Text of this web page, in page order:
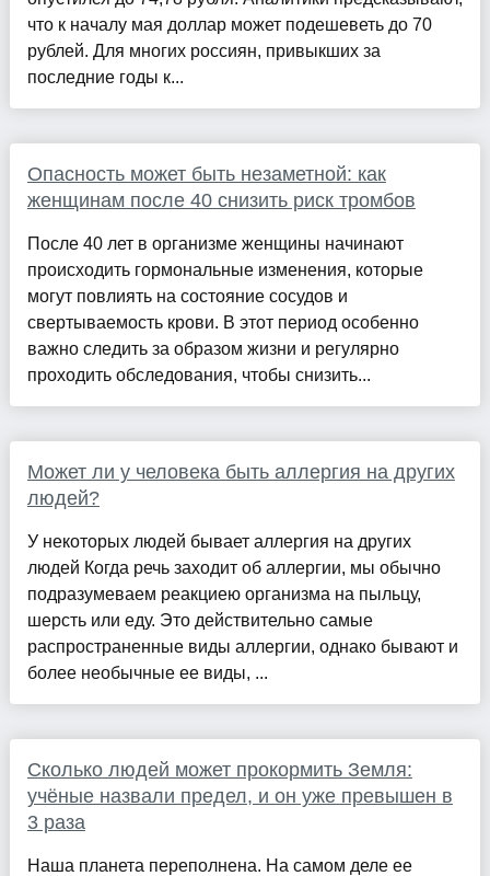
что к началу мая доллар может подешеветь до 70
рублей. Для многих россиян, привыкших за
последние годы к...
Опасность может быть незаметной: как
женщинам после 40 снизить риск тромбов
После 40 лет в организме женщины начинают
происходить гормональные изменения, которые
могут повлиять на состояние сосудов и
свертываемость крови. В этот период особенно
важно следить за образом жизни и регулярно
проходить обследования, чтобы снизить...
Может ли у человека быть аллергия на других
людей?
У некоторых людей бывает аллергия на других
людей Когда речь заходит об аллергии, мы обычно
подразумеваем реакциею организма на пыльцу,
шерсть или еду. Это действительно самые
распространенные виды аллергии, однако бывают и
более необычные ее виды, ...
Сколько людей может прокормить Земля:
учёные назвали предел, и он уже превышен в
3 раза
Наша планета переполнена. На самом деле ее